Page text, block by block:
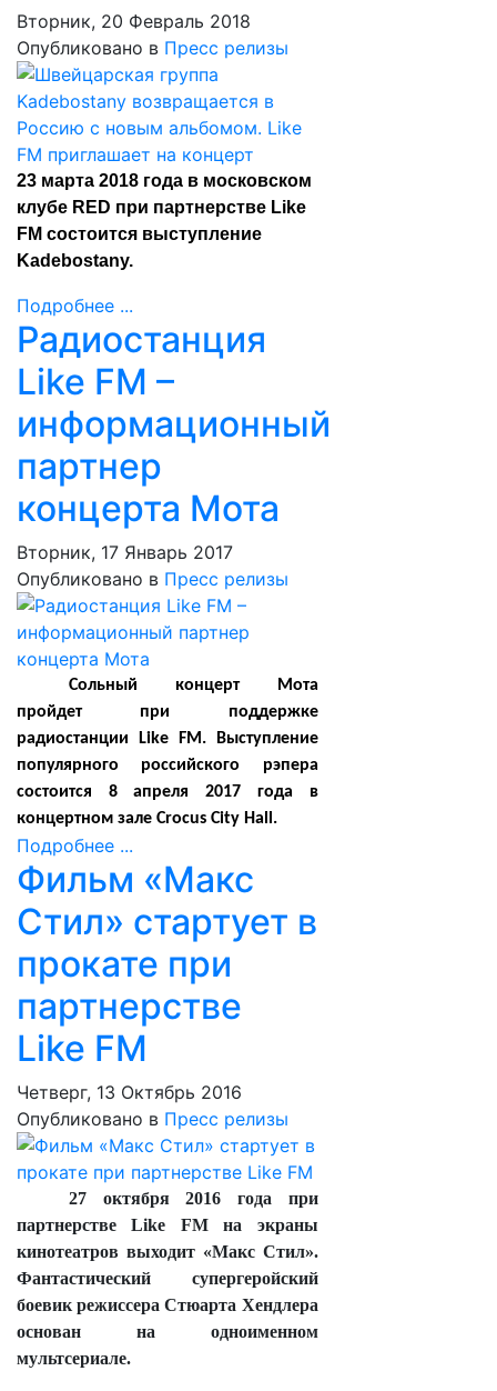
Вторник, 20 Февраль 2018
Опубликовано в Пресс релизы
23 марта 2018 года в московском
клубе RED при партнерстве Like
FM состоится выступление
Kadebostany.
Подробнее ...
Радиостанция
Like FM –
информационный
партнер
концерта Мота
Вторник, 17 Январь 2017
Опубликовано в Пресс релизы
Cольный концерт Мота
пройдет при поддержке
радиостанции Like FM. Выступление
популярного российского рэпера
состоится 8 апреля 2017 года в
концертном зале Crocus City Hall.
Подробнее ...
Фильм «Макс
Стил» стартует в
прокате при
партнерстве
Like FM
Четверг, 13 Октябрь 2016
Опубликовано в Пресс релизы
27 октября 2016 года при
партнерстве Like FM на экраны
кинотеатров выходит «Макс Стил».
Фантастический супергеройский
боевик режиссера Стюарта Хендлера
основан на одноименном
мультсериале.